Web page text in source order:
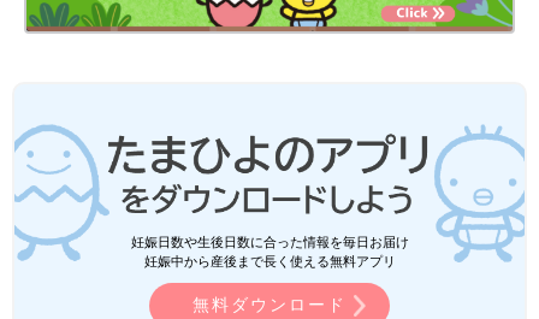
妊娠日数や生後日数に合った情報を毎日お届け
妊娠中から産後まで長く使える無料アプリ
無料ダウンロード